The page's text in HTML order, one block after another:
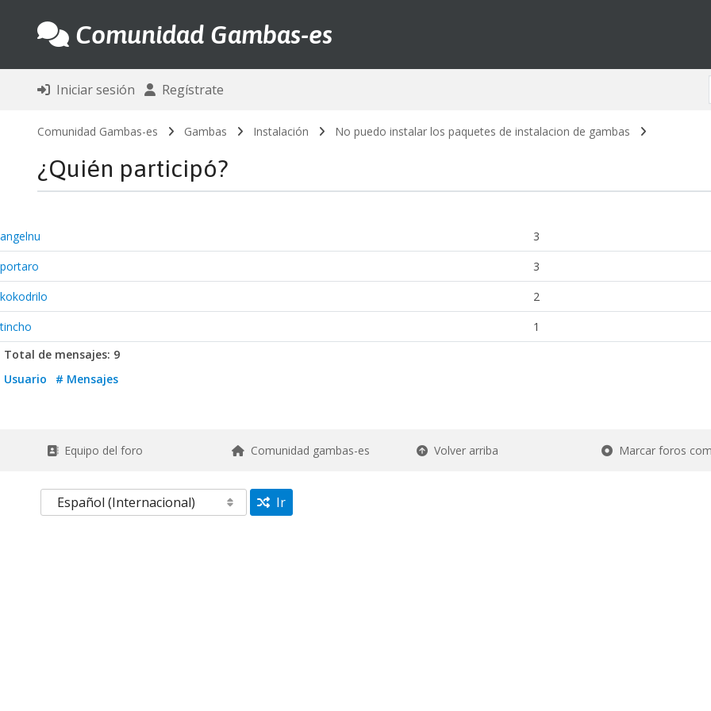
Comunidad Gambas-es
Iniciar sesión Regístrate
Comunidad Gambas-es Gambas Instalación No puedo instalar los paquetes de instalacion de gambas
¿Quién participó?
angelnu
3
portaro
3
kokodrilo
2
tincho
1
Total de mensajes: 9
Usuario
# Mensajes
Equipo del foro Comunidad gambas-es Volver arriba Marcar foros
Ir